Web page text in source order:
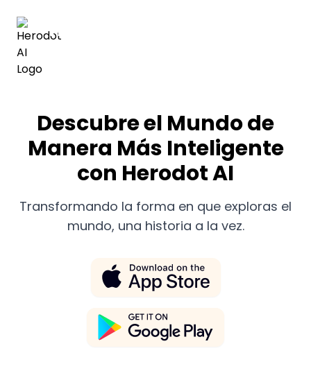
Herodot AI
Descubre el Mundo de
Manera Más Inteligente
con Herodot AI
Transformando la forma en que exploras el
mundo, una historia a la vez.